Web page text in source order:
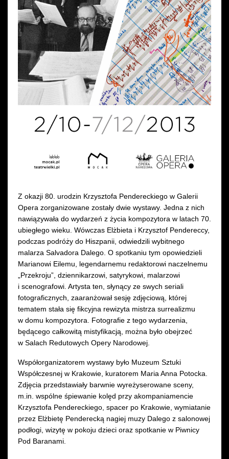
Wynajem kostiumów
Wynajem rekwizytów
Fundusze unijne
Dotacje celowe
Z okazji 80. urodzin Krzysztofa Pendereckiego w Galerii
Opera zorganizowane zostały dwie wystawy. Jedna z nich
nawiązywała do wydarzeń z życia kompozytora w latach 70.
ubiegłego wieku. Wówczas Elżbieta i Krzysztof Pendereccy,
podczas podróży do Hiszpanii, odwiedzili wybitnego
malarza Salvadora Dalego. O spotkaniu tym opowiedzieli
Marianowi Eilemu, legendarnemu redaktorowi naczelnemu
„Przekroju”, dziennikarzowi, satyrykowi, malarzowi
i scenografowi. Artysta ten, słynący ze swych seriali
fotograficznych, zaaranżował sesję zdjęciową, której
tematem stała się fikcyjna rewizyta mistrza surrealizmu
w domu kompozytora. Fotografie z tego wydarzenia,
będącego całkowitą mistyfikacją, można było obejrzeć
w Salach Redutowych Opery Narodowej.
Współorganizatorem wystawy było Muzeum Sztuki
Współczesnej w Krakowie, kuratorem Maria Anna Potocka.
Zdjęcia przedstawiały barwnie wyreżyserowane sceny,
m.in. wspólne śpiewanie kolęd przy akompaniamencie
Krzysztofa Pendereckiego, spacer po Krakowie, wymiatanie
przez Elżbietę Penderecką nagiej muzy Dalego z salonowej
podłogi, wizytę w pokoju dzieci oraz spotkanie w Piwnicy
Pod Baranami.